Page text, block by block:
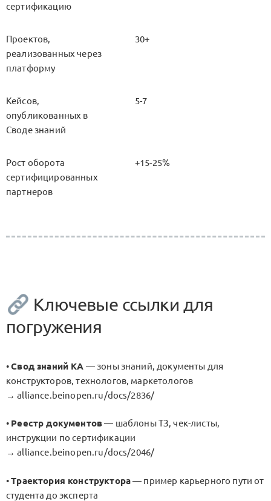
сертификацию
Проектов,
реализованных через
платформу
30+
Кейсов,
опубликованных в
Своде знаний
5-7
Рост оборота
сертифицированных
партнеров
+15-25%
Ключевые ссылки для
погружения
•Свод знаний КА — зоны знаний, документы для
конструкторов, технологов, маркетологов
→ alliance.beinopen.ru/docs/2836/
• Реестр документов— шаблоны ТЗ, чек-листы,
инструкции по сертификации
→ alliance.beinopen.ru/docs/2046/
•Траектория конструктора— пример карьерного пути от
студента до эксперта